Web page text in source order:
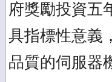
府獎勵投資五
具指標性意義
品質的伺服器